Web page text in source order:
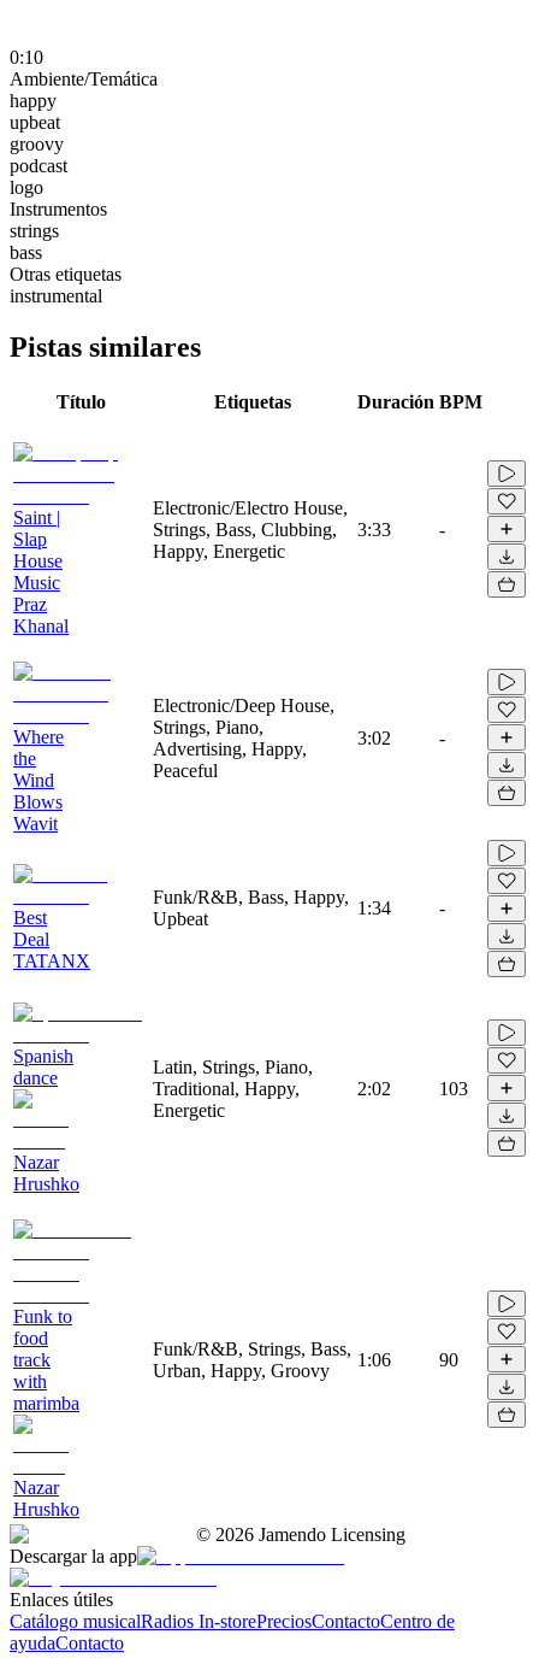
0:10
Ambiente/Temática
happy
upbeat
groovy
podcast
logo
Instrumentos
strings
bass
Otras etiquetas
instrumental
Pistas similares
Título Etiquetas Duración BPM
Saint |
Slap
House
Music
Praz
Khanal
Electronic/Electro House,
Strings, Bass, Clubbing,
Happy, Energetic
3:33 -
Where
the
Wind
Blows
Wavit
Electronic/Deep House,
Strings, Piano,
Advertising, Happy,
Peaceful
3:02 -
Best
Deal
TATANX
Funk/R&B, Bass, Happy,
Upbeat
1:34 -
Spanish
dance
Nazar
Hrushko
Latin, Strings, Piano,
Traditional, Happy,
Energetic
2:02 103
Funk to
food
track
with
marimba
Nazar
Hrushko
Funk/R&B, Strings, Bass,
Urban, Happy, Groovy
1:06 90
© 2026 Jamendo Licensing
Descargar la app
Enlaces útiles
Catálogo musicalRadios In-storePreciosContactoCentro de
ayudaContacto